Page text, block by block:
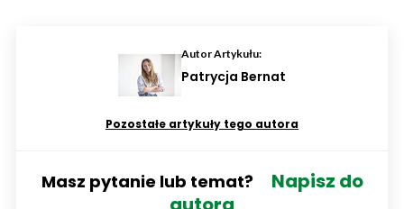
Autor Artykułu:
Patrycja Bernat
Pozostałe artykuły tego autora
Masz pytanie lub temat?
Napisz do